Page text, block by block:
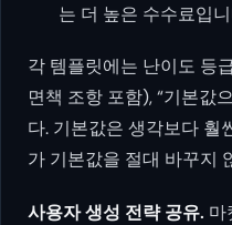
는 더 높은 수수료입
각 템플릿에는 난이도 등
면책 조항 포함), “기본값
다. 기본값은 생각보다
가 기본값을 절대 바꾸지
사용자 생성 전략 공유. 마